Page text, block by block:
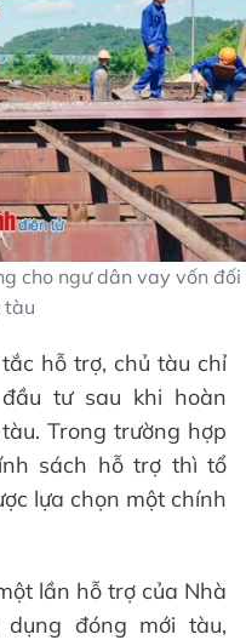
cho ngư dân vay vốn đối
tàu
hỗ trợ, chủ tàu chỉ
tư sau khi hoàn
Trong trường hợp
sách hỗ trợ thì tổ
lựa chọn một chính
lần hỗ trợ của Nhà
đóng mới tàu,